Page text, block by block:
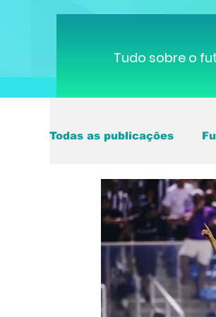
Tudo sobre o
Todas as publicações
Copa do Mundo
Série B ciclismo
futebol do interior PE